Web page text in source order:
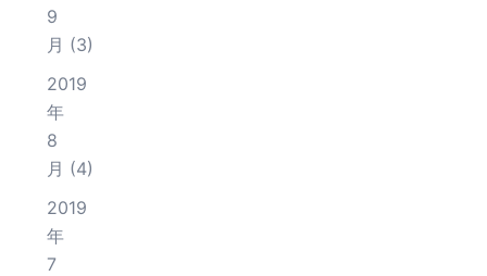
9
月 (3)
2019
年
8
月 (4)
2019
年
7